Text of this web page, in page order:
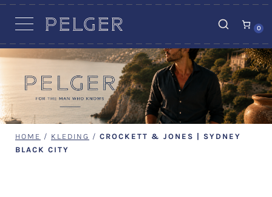
0
HOME / KLEDING / CROCKETT & JONES | SYDNEY
BLACK CITY